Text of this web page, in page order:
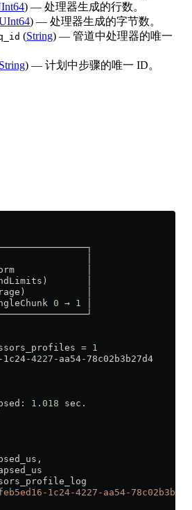
) — 处理器生成的行数。
) — 处理器生成的字节数。
(String) — 管道中处理器的唯一
String) — 计划中步骤的唯一 ID。
│
│
│
│
0 → 1
= 1
- 1c24-4227 - aa54-78c02b3b27d4
1 . 018 sec.
1c24-4227-aa54-